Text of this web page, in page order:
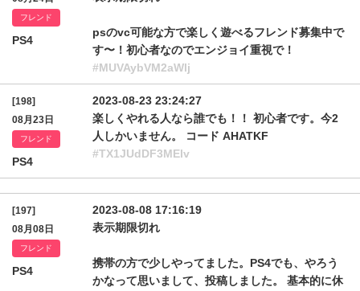
フレンド
PS4
psのvc可能な方で楽しく遊べるフレンド募集中で
す〜！初心者なのでエンジョイ重視で！
#MUVAybVM2aWlj
[198]
08月23日
フレンド
PS4
2023-08-23 23:24:27
楽しくやれる人なら誰でも！！ 初心者です。今2
人しかいません。 コード AHATKF
#TX1JUdDF3MElv
[197]
08月08日
フレンド
PS4
2023-08-08 17:16:19
表示期限切れ
携帯の方で少しやってました。PS4でも、やろう
かなって思いまして、投稿しました。 基本的に休